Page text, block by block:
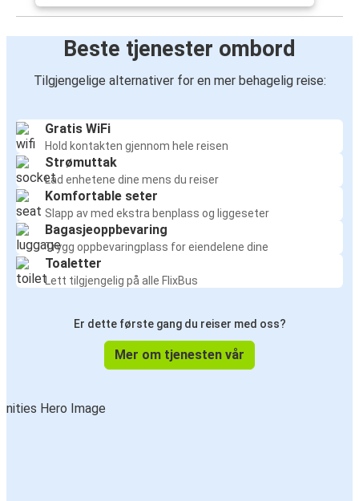
Beste tjenester ombord
Tilgjengelige alternativer for en mer behagelig reise:
Gratis WiFi
Hold kontakten gjennom hele reisen
Strømuttak
Lad enhetene dine mens du reiser
Komfortable seter
Slapp av med ekstra benplass og liggeseter
Bagasjeoppbevaring
Trygg oppbevaringplass for eiendelene dine
Toaletter
Lett tilgjengelig på alle FlixBus
Er dette første gang du reiser med oss?
Mer om tjenesten vår